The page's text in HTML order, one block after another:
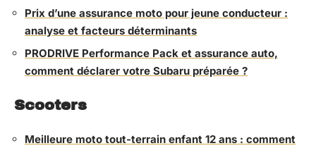
Prix d’une assurance moto pour jeune conducteur :
analyse et facteurs déterminants
PRODRIVE Performance Pack et assurance auto,
comment déclarer votre Subaru préparée ?
Scooters
Meilleure moto tout-terrain enfant 12 ans : comment